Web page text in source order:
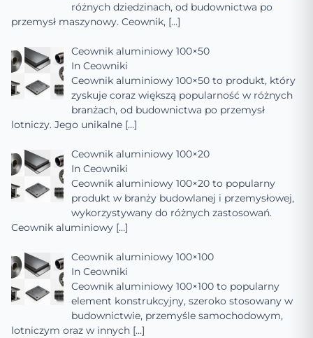
różnych dziedzinach, od budownictwa po
przemysł maszynowy. Ceownik, […]
Ceownik aluminiowy 100×50
In Ceowniki
Ceownik aluminiowy 100×50 to produkt, który
zyskuje coraz większą popularność w różnych
branżach, od budownictwa po przemysł
lotniczy. Jego unikalne […]
Ceownik aluminiowy 100×20
In Ceowniki
Ceownik aluminiowy 100×20 to popularny
produkt w branży budowlanej i przemysłowej,
wykorzystywany do różnych zastosowań.
Ceownik aluminiowy […]
Ceownik aluminiowy 100×100
In Ceowniki
Ceownik aluminiowy 100×100 to popularny
element konstrukcyjny, szeroko stosowany w
budownictwie, przemyśle samochodowym,
lotniczym oraz w innych […]